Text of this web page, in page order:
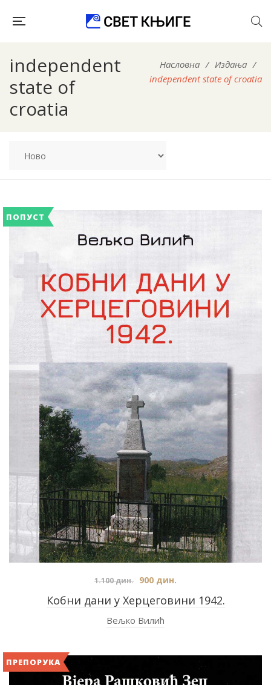
independent
state of
croatia
Насловна / Издања /
independent state of croatia
ПОПУСТ
Кобни дани у Херцеговини 1942.
1.100дин. 900 дин.
Вељко Вилић
ПРЕПОРУКА